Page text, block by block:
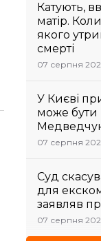
Катують,
матір.
якого
смерті
07 серпня
У Києві
може бути
07 серпня
Суд
для
заявляв
07 серпня